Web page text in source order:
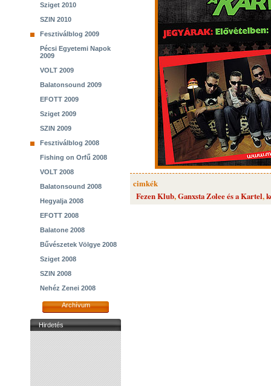
Sziget 2010
SZIN 2010
Fesztiválblog 2009
Pécsi Egyetemi Napok
2009
VOLT 2009
Balatonsound 2009
EFOTT 2009
Sziget 2009
SZIN 2009
Fesztiválblog 2008
Fishing on Orfű 2008
VOLT 2008
Balatonsound 2008
Hegyalja 2008
EFOTT 2008
Balatone 2008
Bűvészetek Völgye 2008
Sziget 2008
SZIN 2008
Nehéz Zenei 2008
Archívum
Hirdetés
cimkék
Fezen Klub,Ganxsta Zolee és a Kartel,